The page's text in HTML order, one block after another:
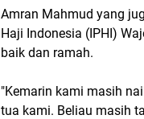
Amran Mahmud yang
Haji Indonesia (IPHI)
baik dan ramah.
"Kemarin kami masih
tua kami. Beliau masih